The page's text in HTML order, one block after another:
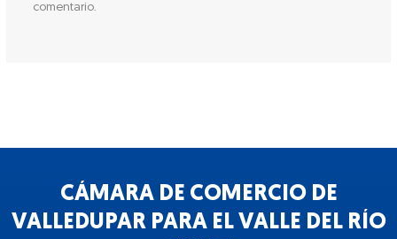
comentario.
CÁMARA DE COMERCIO DE
VALLEDUPAR PARA EL VALLE DEL RÍO